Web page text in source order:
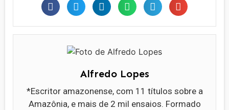
Alfredo Lopes
*Escritor amazonense, com 11 títulos sobre a
Amazônia, e mais de 2 mil ensaios. Formado